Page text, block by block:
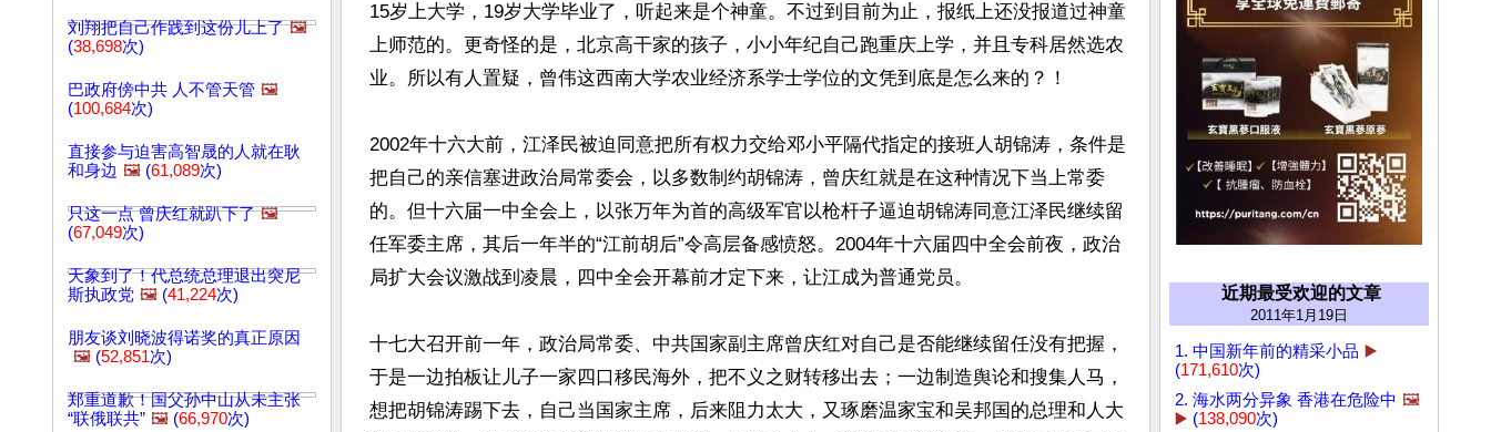
刘翔把自己作践到这份儿上了 🖼️
(38,698次)
巴政府傍中共 人不管天管 🖼️
(100,684次)
直接参与迫害高智晟的人就在耿
和身边 🖼️ (61,089次)
只这一点 曾庆红就趴下了 🖼️
(67,049次)
天象到了！代总统总理退出突尼
斯执政党 🖼️ (41,224次)
朋友谈刘晓波得诺奖的真正原因
🖼️ (52,851次)
郑重道歉！国父孙中山从未主张
“联俄联共” 🖼️ (66,970次)
15岁上大学，19岁大学毕业了，听起来是个神童。不过到目前为止，报纸上还没报道过神童
上师范的。更奇怪的是，北京高干家的孩子，小小年纪自己跑重庆上学，并且专科居然选农
业。所以有人置疑，曾伟这西南大学农业经济系学士学位的文凭到底是怎么来的？！
2002年十六大前，江泽民被迫同意把所有权力交给邓小平隔代指定的接班人胡锦涛，条件是
把自己的亲信塞进政治局常委会，以多数制约胡锦涛，曾庆红就是在这种情况下当上常委
的。但十六届一中全会上，以张万年为首的高级军官以枪杆子逼迫胡锦涛同意江泽民继续留
任军委主席，其后一年半的“江前胡后”令高层备感愤怒。2004年十六届四中全会前夜，政治
局扩大会议激战到凌晨，四中全会开幕前才定下来，让江成为普通党员。
十七大召开前一年，政治局常委、中共国家副主席曾庆红对自己是否能继续留任没有把握，
于是一边拍板让儿子一家四口移民海外，把不义之财转移出去；一边制造舆论和搜集人马，
想把胡锦涛踢下去，自己当国家主席，后来阻力太大，又琢磨温家宝和吴邦国的总理和人大
近期最受欢迎的文章
2011年1月19日
1. 中国新年前的精采小品 ▶️
(171,610次)
2. 海水两分异象 香港在危险中 🖼️
▶️ (138,090次)